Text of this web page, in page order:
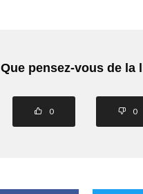
Que pensez-vous de la
0 0